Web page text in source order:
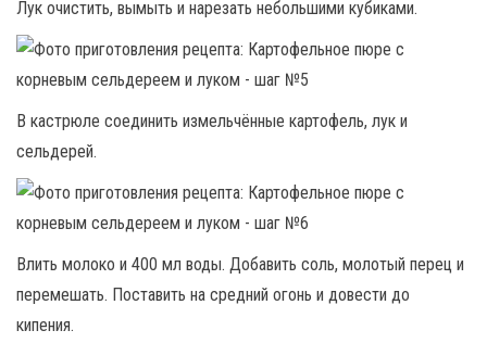
Лук очистить, вымыть и нарезать небольшими кубиками.
В кастрюле соединить измельчённые картофель, лук и
сельдерей.
Влить молоко и 400 мл воды. Добавить соль, молотый перец и
перемешать. Поставить на средний огонь и довести до
кипения.